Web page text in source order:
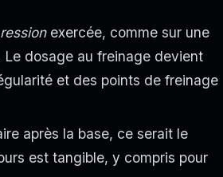
exercée, comme sur une
dosage au freinage devient
et des points de freinage
après la base, ce serait le
est tangible, y compris pour